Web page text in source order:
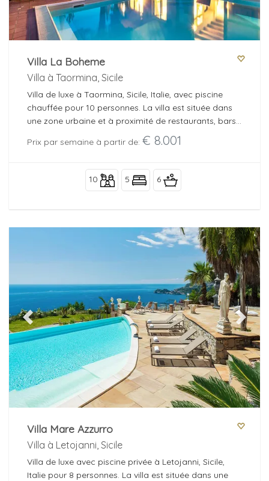
Villa La Boheme
Villa à Taormina, Sicile
Villa de luxe à Taormina, Sicile, Italie, avec piscine
chauffée pour 10 personnes. La villa est située dans
une zone urbaine et à proximité de restaurants, bars
Prix par semaine à partir de: € 8.001
10 5 6
Previous Next
Villa Mare Azzurro
Villa à Letojanni, Sicile
Villa de luxe avec piscine privée à Letojanni, Sicile,
Italie pour 8 personnes. La villa est située dans une